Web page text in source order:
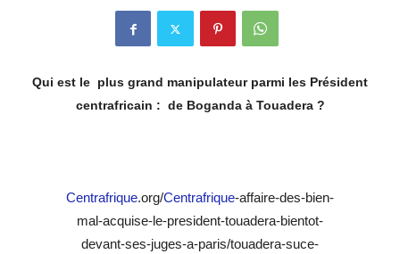
Qui est le plus grand manipulateur parmi les Président
centrafricain : de Boganda à Touadera ?
Centrafrique.org/Centrafrique-affaire-des-bien-
mal-acquise-le-president-touadera-bientot-
devant-ses-juges-a-paris/touadera-suce-